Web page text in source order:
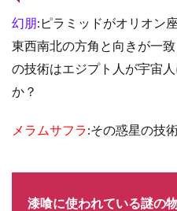
幻朋:ピラミッドがオリオン
東西南北の方角と向きが一
の技術はエジプト人が宇宙
か？
メラムサフラ:その惑星の技術
漆喰に使われている謎の